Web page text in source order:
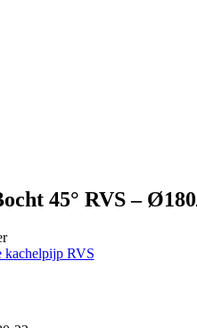
45° RVS –
kachelpijp RVS